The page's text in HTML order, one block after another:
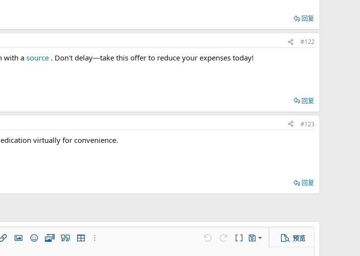
回复
#122
with asource . Don't delay—take this offer to reduce your expenses today!
回复
#123
virtually for convenience.
回复
入链接插入图片表情符号
视频 引用 插入表格更多选项... 还原 重做 切换BB代码
草稿
保存草稿
预览